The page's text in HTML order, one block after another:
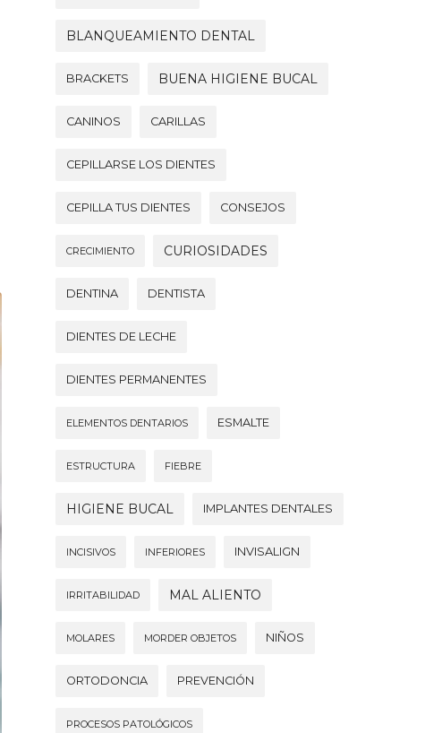
BLANQUEAMIENTO DENTAL
BRACKETS BUENA HIGIENE BUCAL
CANINOS CARILLAS
CEPILLARSE LOS DIENTES
CEPILLA TUS DIENTES CONSEJOS
CRECIMIENTO CURIOSIDADES
DENTINA DENTISTA
DIENTES DE LECHE
DIENTES PERMANENTES
ELEMENTOS DENTARIOS ESMALTE
ESTRUCTURA FIEBRE
HIGIENE BUCAL IMPLANTES DENTALES
INCISIVOS INFERIORES INVISALIGN
IRRITABILIDAD MAL ALIENTO
MOLARES MORDER OBJETOS NIÑOS
ORTODONCIA PREVENCIÓN
PROCESOS PATOLÓGICOS